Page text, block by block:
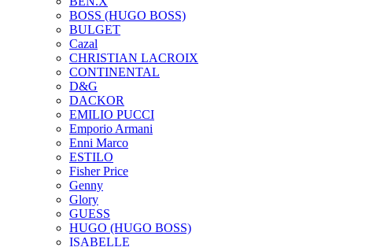
BOSS (HUGO BOSS)
BULGET
Cazal
CHRISTIAN LACROIX
CONTINENTAL
D&G
DACKOR
EMILIO PUCCI
Emporio Armani
Enni Marco
ESTILO
Fisher Price
Genny
Glory
GUESS
HUGO (HUGO BOSS)
ISABELLE